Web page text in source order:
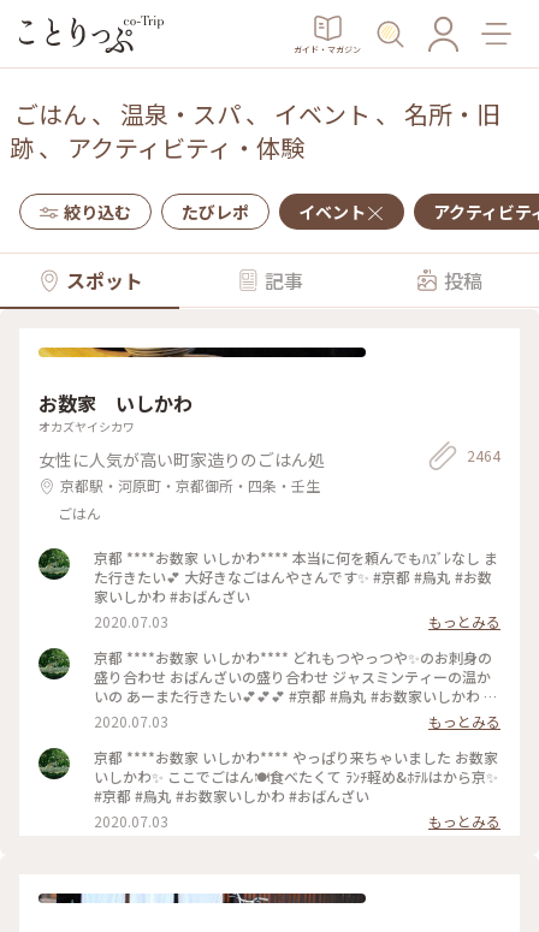
ガイド・マガジン
ごはん 、 温泉・スパ、 イベント 、 名所・旧
跡、 アクティビティ・体験
絞り込む たびレポ イベント アクティビテ
スポット 記事 投稿
お数家 いしかわ
オカズヤイシカワ
女性に人気が高い町家造りのごはん処
京都駅・河原町・京都御所・四条・壬生
ごはん
2464
京都 ****お数家 いしかわ**** 本当に何を頼んでもﾊｽﾞﾚなし ま
た行きたい💕 大好きなごはんやさんです✨ #京都 #烏丸 #お数
家いしかわ #おばんざい
2020.07.03
もっとみる
京都 ****お数家 いしかわ**** どれもつやっつや✨のお刺身の
盛り合わせ おばんざいの盛り合わせ ジャスミンティーの温か
いの あーまた行きたい💕💕💕 #京都 #烏丸 #お数家いしかわ #
おばんざい #お刺身 #刺盛り #おばんざい盛り合わせ
2020.07.03
もっとみる
京都 ****お数家 いしかわ**** やっぱり来ちゃいました お数家
いしかわ✨ ここでごはん🍽️食べたくて ﾗﾝﾁ軽め&ﾎﾃﾙはから京✨
#京都 #烏丸 #お数家いしかわ #おばんざい
2020.07.03
もっとみる